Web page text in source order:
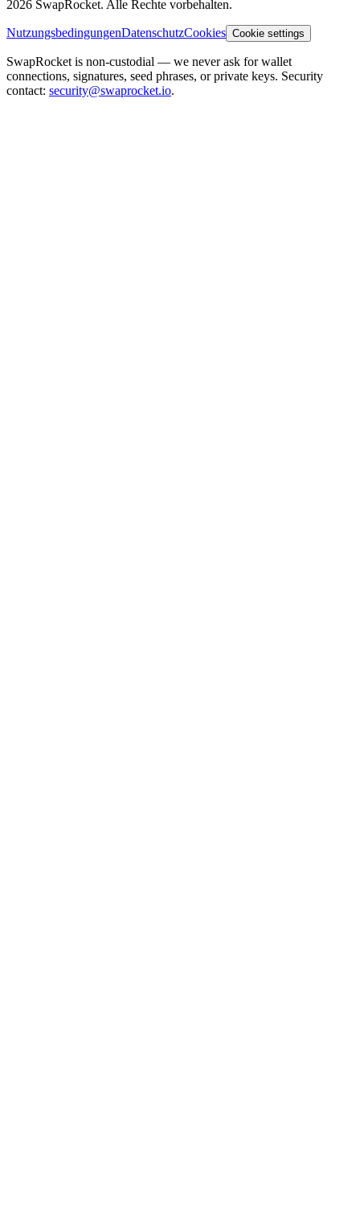
2026 SwapRocket. Alle Rechte vorbehalten.
NutzungsbedingungenDatenschutzCookies Cookie settings
SwapRocket is non-custodial — we never ask for wallet
connections, signatures, seed phrases, or private keys. Security
contact: security@swaprocket.io.